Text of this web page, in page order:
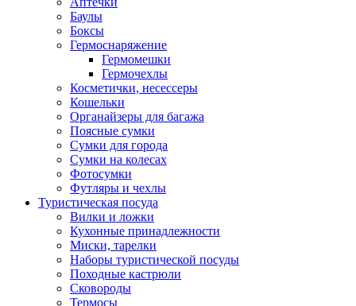
Баулы
Боксы
Гермоснаряжение
Гермомешки
Гермочехлы
Косметички, несессеры
Кошельки
Органайзеры для багажа
Поясные сумки
Сумки для города
Сумки на колесах
Фотосумки
Футляры и чехлы
Туристическая посуда
Вилки и ложки
Кухонные принадлежности
Миски, тарелки
Наборы туристической посуды
Походные кастрюли
Сковороды
Термосы